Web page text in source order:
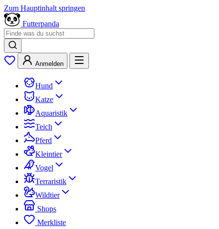
Zum Hauptinhalt springen
Futterpanda
Anmelden
Hund
Katze
Aquaristik
Teich
Pferd
Kleintier
Vogel
Terraristik
Wildtier
Shops
Merkliste